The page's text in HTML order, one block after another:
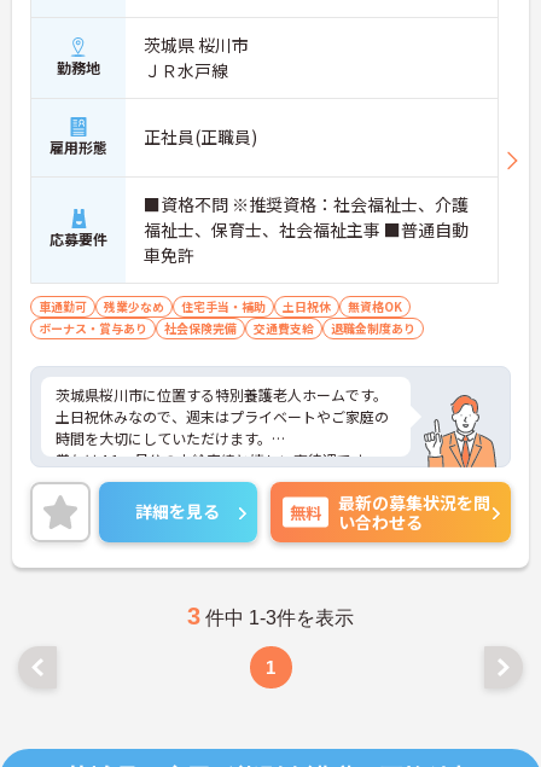
勤務地
茨城県 桜川市
ＪＲ水戸線
雇用形態 正社員(正職員)
応募要件
■資格不問 ※推奨資格：社会福祉士、介護
福祉士、保育士、社会福祉主事 ■普通自動
車免許
車通勤可 残業少なめ 住宅手当・補助 土日祝休
無資格OK
ボーナス・賞与あり
社会保険完備 交通費支給 退職金制度あり
茨城県桜川市に位置する特別養護老人ホームです。
土日祝休みなので、週末はプライベートやご家庭の
時間を大切にしていただけます。
賞与は4.1ヶ月分の支給実績と嬉しい高待遇です。
ご興味のある方には、面接対策ポイントなど、さら
に詳細をお話しいたしますのでお気軽にご相談くだ
さい！
詳細を見る 無料
最新の募集状況を問
い合わせる
3 件中 1-3件を表示
1